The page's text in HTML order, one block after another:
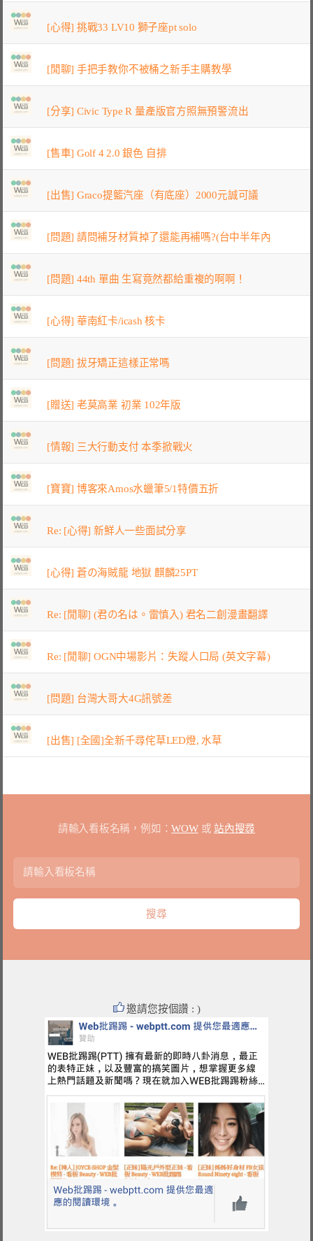
[心得] 挑戰33 LV10 獅子座pt solo
[閒聊] 手把手教你不被桶之新手主購教學
[分享] Civic Type R 量產版官方照無預警流出
[售車] Golf 4 2.0 銀色 自排
[出售] Graco提籃汽座（有底座）2000元誠可議
[問題] 請問補牙材質掉了還能再補嗎?(台中半年內
[問題] 44th 單曲 生寫竟然都給重複的啊啊！
[心得] 華南紅卡/icash 核卡
[問題] 拔牙矯正這樣正常嗎
[贈送] 老莫高業 初業 102年版
[情報] 三大行動支付 本季掀戰火
[寶寶] 博客來Amos水蠟筆5/1特價五折
Re: [心得] 新鮮人一些面試分享
[心得] 蒼の海賊龍 地獄 麒麟25PT
Re: [閒聊] (君の名は。雷慎入) 君名二創漫畫翻譯
Re: [閒聊] OGN中場影片：失蹤人口局 (英文字幕)
[問題] 台灣大哥大4G訊號差
[出售] [全國]全新千尋侘草LED燈, 水草
請輸入看板名稱，例如：WOW或 站內搜尋
邀請您按個讚 : )